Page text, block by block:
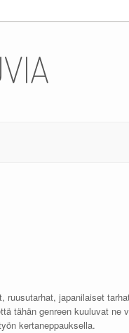
ruusutarhat, japanilaiset
tähän genreen kuuluvat ne
kertaneppauksella.